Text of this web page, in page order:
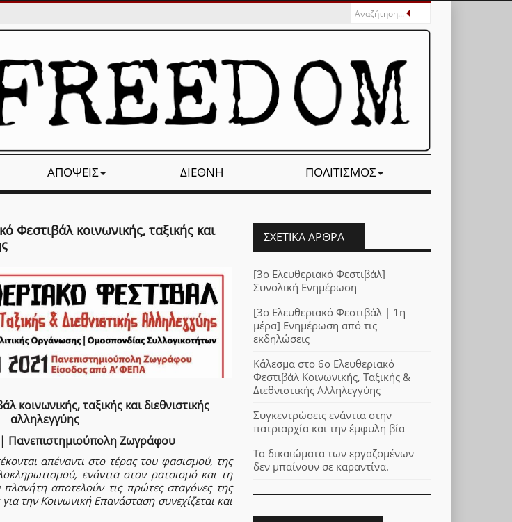
ΑΠΌΨΕΙΣ ΔΙΕΘΝΉ ΠΟΛΙΤΙΣΜΌΣ
Φεστιβάλ κοινωνικής, ταξικής και
κοινωνικής, ταξικής και διεθνιστικής
αλληλεγγύης
| Πανεπιστημιούπολη Ζωγράφου
απέναντι στο τέρας του φασισμού, της
ενάντια στον ρατσισμό και τη
αποτελούν τις πρώτες σταγόνες της
την Κοινωνική Επανάσταση συνεχίζεται και
ΣΧΕΤΙΚΆ ΆΡΘΡΑ
[3ο Ελευθεριακό Φεστιβάλ]
Συνολική Ενημέρωση
[3ο Ελευθεριακό Φεστιβάλ | 1η
μέρα] Ενημέρωση από τις
εκδηλώσεις
Κάλεσμα στο 6ο Ελευθεριακό
Φεστιβάλ Κοινωνικής, Ταξικής &
Διεθνιστικής Αλληλεγγύης
Συγκεντρώσεις ενάντια στην
πατριαρχία και την έμφυλη βία
Τα δικαιώματα των εργαζομένων
δεν μπαίνουν σε καραντίνα.